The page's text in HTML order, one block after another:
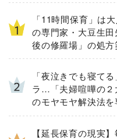
「11時間保育」は
の専門家・大豆生
後の修羅場」の処方
「夜泣きでも寝て
ラ…「夫婦喧嘩の２
のモヤモヤ解決法を
【延長保育の現実